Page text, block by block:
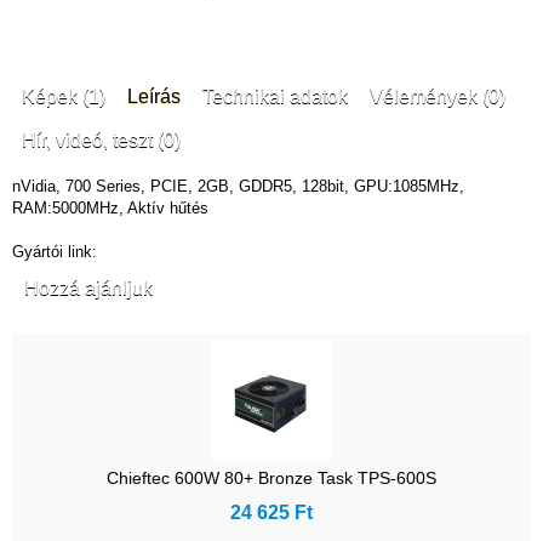
Képek (1) Leírás Technikai adatok Vélemények (0)
Hír, videó, teszt (0)
nVidia, 700 Series, PCIE, 2GB, GDDR5, 128bit, GPU:1085MHz,
RAM:5000MHz, Aktív hűtés
Gyártói link:
Hozzá ajánljuk
Chieftec 600W 80+ Bronze Task TPS-600S
24 625 Ft